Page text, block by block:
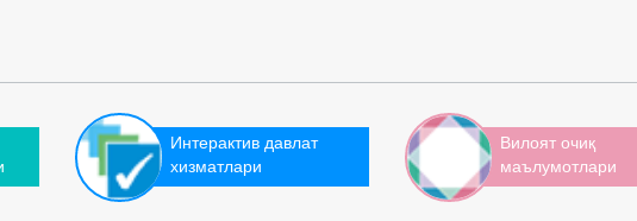
Интерактив давлат
хизматлари
Вилоят очиқ
маълумотлари